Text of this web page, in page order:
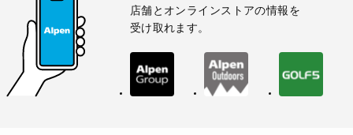
店舗とオンラインストアの情報を
受け取れます。